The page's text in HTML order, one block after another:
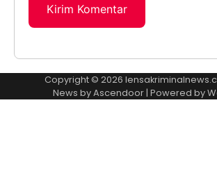
Copyright © 2026
News byAscendoor| Powered by